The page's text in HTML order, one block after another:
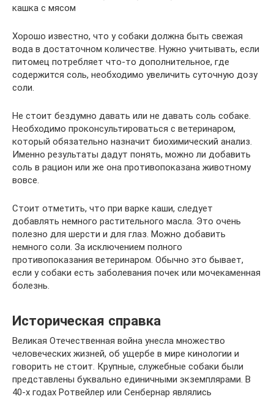
кашка с мясом
Хорошо известно, что у собаки должна быть свежая
вода в достаточном количестве. Нужно учитывать, если
питомец потребляет что-то дополнительное, где
содержится соль, необходимо увеличить суточную дозу
соли.
Не стоит бездумно давать или не давать соль собаке.
Необходимо проконсультироваться с ветеринаром,
который обязательно назначит биохимический анализ.
Именно результаты дадут понять, можно ли добавить
соль в рацион или же она противопоказана животному
вовсе.
Стоит отметить, что при варке каши, следует
добавлять немного растительного масла. Это очень
полезно для шерсти и для глаз. Можно добавить
немного соли. За исключением полного
противопоказания ветеринаром. Обычно это бывает,
если у собаки есть заболевания почек или мочекаменная
болезнь.
Историческая справка
Великая Отечественная война унесла множество
человеческих жизней, об ущербе в мире кинологии и
говорить не стоит. Крупные, служебные собаки были
представлены буквально единичными экземплярами. В
40-х годах Ротвейлер или Сенбернар являлись